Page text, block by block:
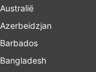
Australië
Azerbeidzjan
Barbados
Bangladesh